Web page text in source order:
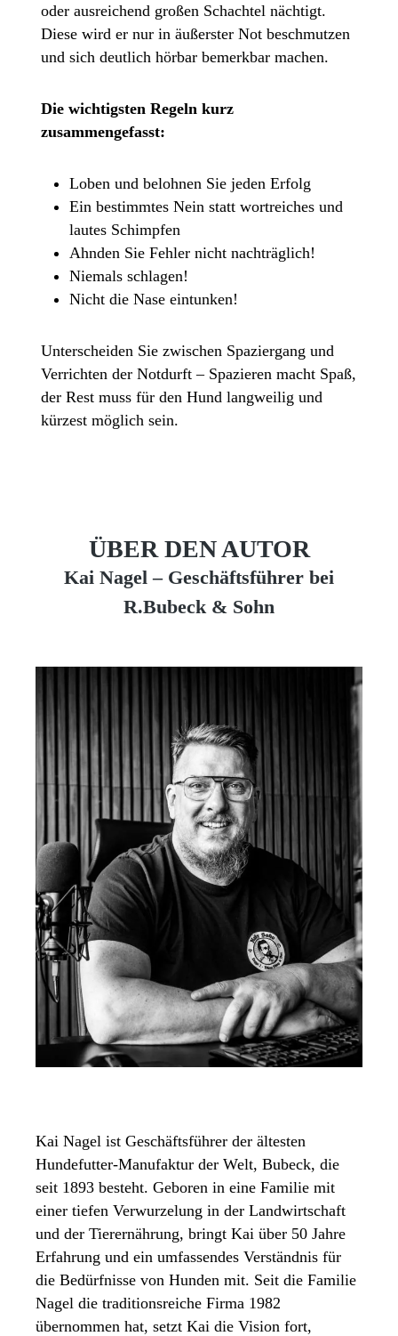
oder ausreichend großen Schachtel nächtigt.
Diese wird er nur in äußerster Not beschmutzen
und sich deutlich hörbar bemerkbar machen.
Die wichtigsten Regeln kurz
zusammengefasst:
Loben und belohnen Sie jeden Erfolg
Ein bestimmtes Nein statt wortreiches und
lautes Schimpfen
Ahnden Sie Fehler nicht nachträglich!
Niemals schlagen!
Nicht die Nase eintunken!
Unterscheiden Sie zwischen Spaziergang und
Verrichten der Notdurft – Spazieren macht Spaß,
der Rest muss für den Hund langweilig und
kürzest möglich sein.
ÜBER DEN AUTOR
Kai Nagel – Geschäftsführer bei
R.Bubeck & Sohn
Kai Nagel ist Geschäftsführer der ältesten
Hundefutter-Manufaktur der Welt, Bubeck, die
seit 1893 besteht. Geboren in eine Familie mit
einer tiefen Verwurzelung in der Landwirtschaft
und der Tierernährung, bringt Kai über 50 Jahre
Erfahrung und ein umfassendes Verständnis für
die Bedürfnisse von Hunden mit. Seit die Familie
Nagel die traditionsreiche Firma 1982
übernommen hat, setzt Kai die Vision fort,